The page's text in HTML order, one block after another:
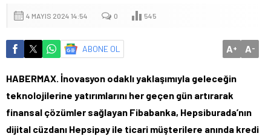
4 MAYIS 2024 14:54 0 545
ABONE OL A+ A-
HABERMAX. İnovasyon odaklı yaklaşımıyla geleceğin
teknolojilerine yatırımlarını her geçen gün artırarak
finansal çözümler sağlayan Fibabanka, Hepsiburada’nın
dijital cüzdanı Hepsipay ile ticari müşterilere anında kredi